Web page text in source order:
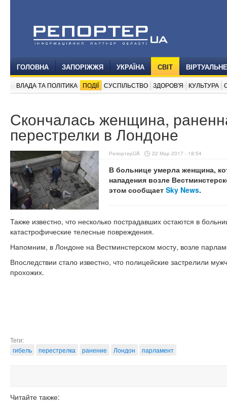
ГОЛОВНА ЗАПОРІЖЖЯ УКРАЇНА СВІТ
ВЛАДА ТА ПОЛІТИКА ПОДІЇ СУСПІЛЬСТВО ЗДОРОВ'Я КУЛЬТУРА
Скончалась женщина,
перестрелки в Лондоне
РепортерUA 22 Мар 2017 - 18:54
В больнице умерла женщина,
нападения возле
этом сообщает Sky News.
Также известно, что несколько пострадавших остаются в
катастрофические телесные повреждения.
Напомним, в Лондоне на Вестминстерском мосту, возле
Впоследствии стало известно, что полицейские застрелили
прохожих.
Теги:
гибель
перестрелка ранение Лондон парламент
Читайте также: